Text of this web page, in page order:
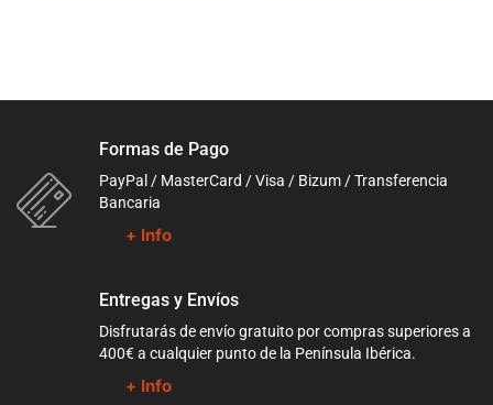
Formas de Pago
PayPal / MasterCard / Visa / Bizum / Transferencia
Bancaria
+ Info
Entregas y Envíos
Disfrutarás de envío gratuito por compras superiores a
400€ a cualquier punto de la Península Ibérica.
+ Info